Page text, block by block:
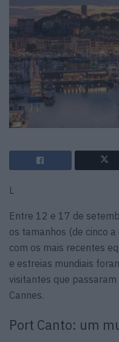
L
Entre 12 e 17 de
os tamanhos (de cinco
com os mais recentes
e estreias mundiais
visitantes que
Cannes.
Port Canto: um